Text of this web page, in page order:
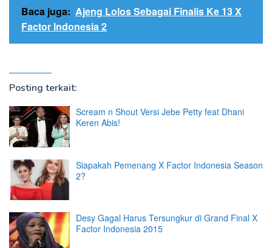
Baca juga: Ajeng Lolos Sebagai Finalis Ke 13 X
Factor Indonesia 2
Posting terkait:
Scream n Shout Versi Jebe Petty feat Dhani
Keren Abis!
Siapakah Pemenang X Factor Indonesia Season
2?
Desy Gagal Harus Tersungkur di Grand Final X
Factor Indonesia 2015